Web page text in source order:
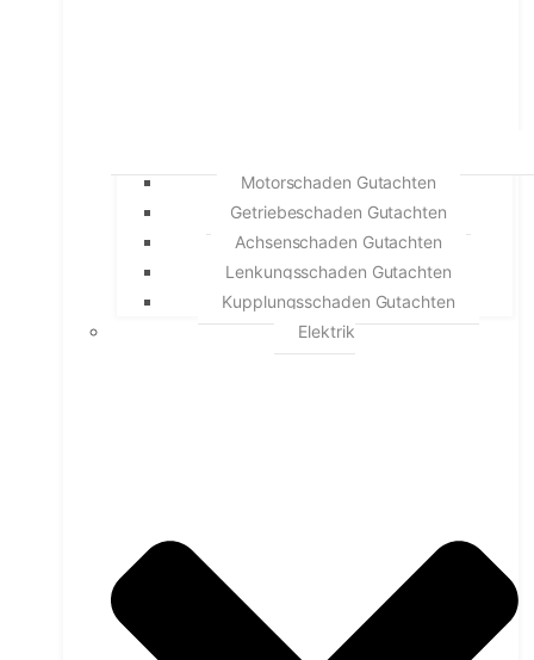
Motorschaden Gutachten
Getriebeschaden Gutachten
Achsenschaden Gutachten
Lenkungsschaden Gutachten
Kupplungsschaden Gutachten
Elektrik